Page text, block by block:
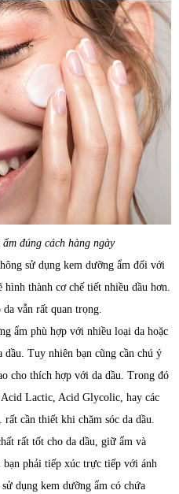
đúng cách hàng ngày
sử dụng kem dưỡng ẩm đối với
thành cơ chế tiết nhiều dầu hơn.
vẫn rất quan trọng.
ẩm phù hợp với nhiều loại da hoặc
dầu. Tuy nhiên bạn cũng cần chú ý
cho thích hợp với da dầu. Trong đó
Acid Lactic, Acid Glycolic, hay các
cần thiết khi chăm sóc da dầu.
rất tốt cho da dầu, giữ ẩm và
phải tiếp xúc trực tiếp với ánh
dụng kem dưỡng ẩm có chứa